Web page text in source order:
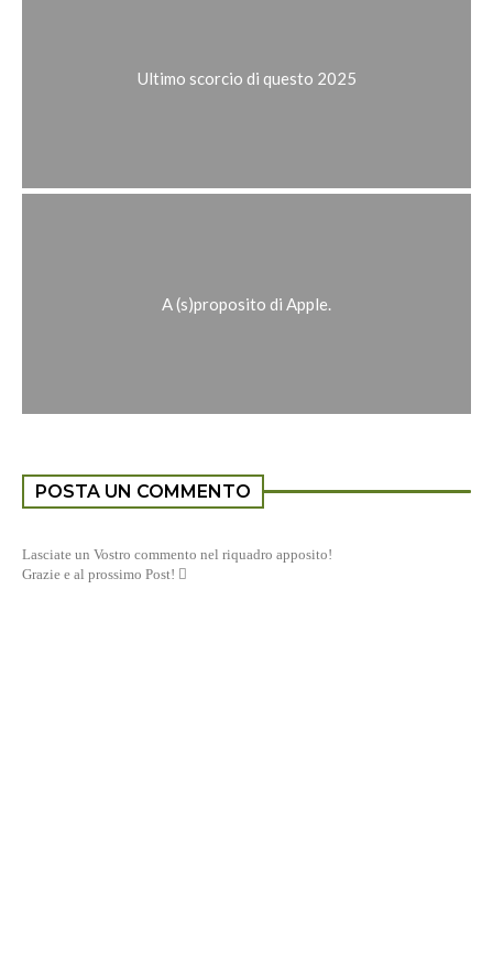
Ultimo scorcio di questo 2025
A (s)proposito di Apple.
POSTA UN COMMENTO
Lasciate un Vostro commento nel riquadro apposito!
Grazie e al prossimo Post! 